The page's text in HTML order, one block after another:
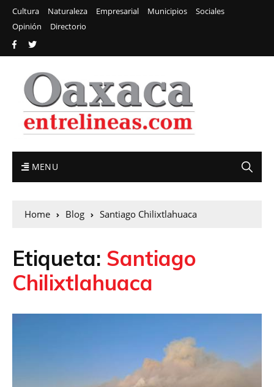
Cultura Naturaleza Empresarial Municipios
Sociales
Opinión
Directorio
MENU
Home Blog Santiago Chilixtlahuaca
Etiqueta: Santiago
Chilixtlahuaca